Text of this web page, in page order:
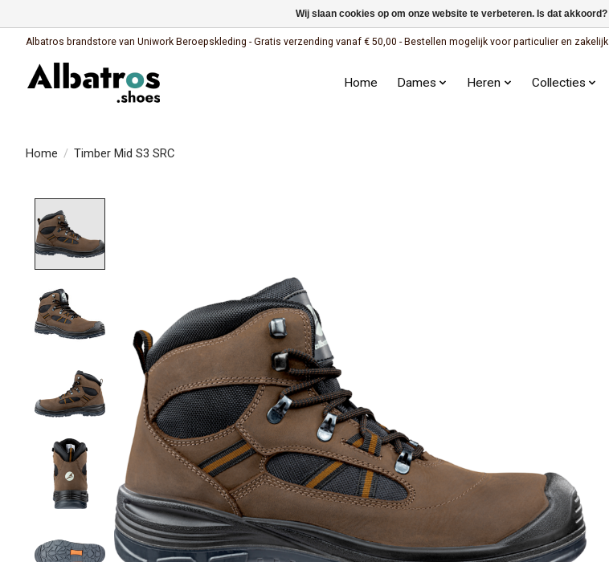
Albatros brandstore van Uniwork Beroepskleding - Gratis verzending vanaf € 50,00 - Bestellen mogelijk voor particulier en zakelijk
Home Dames Heren Collecties
Home / Timber Mid S3 SRC
Wij slaan cookies op om onze website te verbeteren. Is dat akkoord?